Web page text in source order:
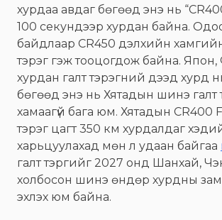
хурдаа авдаг бөгөөд энэ нь
100 секундээр хурдан байна.
байдлаар CR450 дэлхийн
тэрэг гэж тооцогдож байна.
хурдан галт тэрэгний дээд хурд
бөгөөд энэ нь Хятадын шинэ галт
хамаагүй бага юм. Хятадын CR400
тэрэг цагт 350 км хурдалдаг
харьцуулахад мөн л удаан байгаа
галт тэргийг 2027 онд Шанхай,
холбосон шинэ өндөр хурдны
эхлэх юм байна.